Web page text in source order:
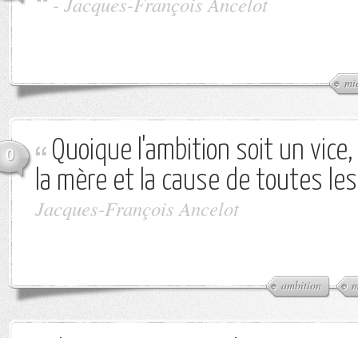
0
Quoique l'ambition soit un
la mère et la cause de toutes
Jacques-François Ancelot
ambition